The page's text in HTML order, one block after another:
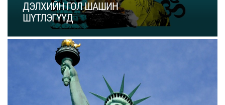
ДЭЛХИЙН ГОЛ ШАШИН
ШҮТЛЭГҮҮД